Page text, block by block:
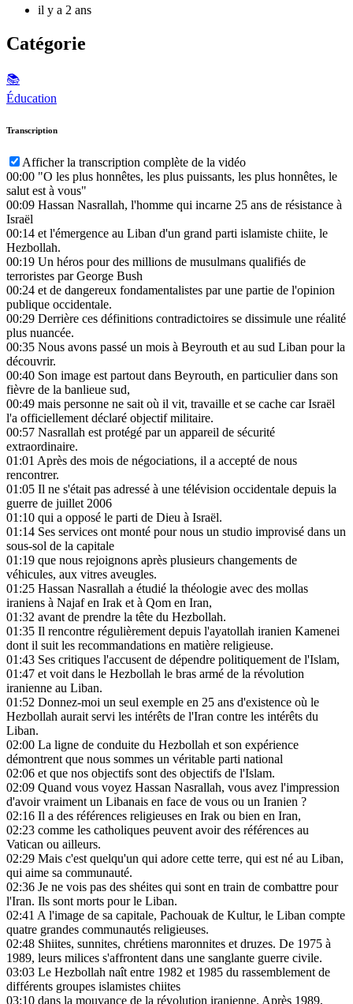
il y a 2 ans
Catégorie
📚
Éducation
Transcription
Afficher la transcription complète de la vidéo
00:00 "O les plus honnêtes, les plus puissants, les plus honnêtes, le
salut est à vous"
00:09 Hassan Nasrallah, l'homme qui incarne 25 ans de résistance à
Israël
00:14 et l'émergence au Liban d'un grand parti islamiste chiite, le
Hezbollah.
00:19 Un héros pour des millions de musulmans qualifiés de
terroristes par George Bush
00:24 et de dangereux fondamentalistes par une partie de l'opinion
publique occidentale.
00:29 Derrière ces définitions contradictoires se dissimule une réalité
plus nuancée.
00:35 Nous avons passé un mois à Beyrouth et au sud Liban pour la
découvrir.
00:40 Son image est partout dans Beyrouth, en particulier dans son
fièvre de la banlieue sud,
00:49 mais personne ne sait où il vit, travaille et se cache car Israël
l'a officiellement déclaré objectif militaire.
00:57 Nasrallah est protégé par un appareil de sécurité
extraordinaire.
01:01 Après des mois de négociations, il a accepté de nous
rencontrer.
01:05 Il ne s'était pas adressé à une télévision occidentale depuis la
guerre de juillet 2006
01:10 qui a opposé le parti de Dieu à Israël.
01:14 Ses services ont monté pour nous un studio improvisé dans un
sous-sol de la capitale
01:19 que nous rejoignons après plusieurs changements de
véhicules, aux vitres aveugles.
01:25 Hassan Nasrallah a étudié la théologie avec des mollas
iraniens à Najaf en Irak et à Qom en Iran,
01:32 avant de prendre la tête du Hezbollah.
01:35 Il rencontre régulièrement depuis l'ayatollah iranien Kamenei
dont il suit les recommandations en matière religieuse.
01:43 Ses critiques l'accusent de dépendre politiquement de l'Islam,
01:47 et voit dans le Hezbollah le bras armé de la révolution
iranienne au Liban.
01:52 Donnez-moi un seul exemple en 25 ans d'existence où le
Hezbollah aurait servi les intérêts de l'Iran contre les intérêts du
Liban.
02:00 La ligne de conduite du Hezbollah et son expérience
démontrent que nous sommes un véritable parti national
02:06 et que nos objectifs sont des objectifs de l'Islam.
02:09 Quand vous voyez Hassan Nasrallah, vous avez l'impression
d'avoir vraiment un Libanais en face de vous ou un Iranien ?
02:16 Il a des références religieuses en Irak ou bien en Iran,
02:23 comme les catholiques peuvent avoir des références au
Vatican ou ailleurs.
02:29 Mais c'est quelqu'un qui adore cette terre, qui est né au Liban,
qui aime sa communauté.
02:36 Je ne vois pas des shéites qui sont en train de combattre pour
l'Iran. Ils sont morts pour le Liban.
02:41 A l'image de sa capitale, Pachouak de Kultur, le Liban compte
quatre grandes communautés religieuses.
02:48 Shiites, sunnites, chrétiens maronnites et druzes. De 1975 à
1989, leurs milices s'affrontent dans une sanglante guerre civile.
03:03 Le Hezbollah naît entre 1982 et 1985 du rassemblement de
différents groupes islamistes chiites
03:10 dans la mouvance de la révolution iranienne. Après 1989,